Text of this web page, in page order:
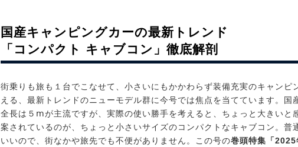
国産キャンピングカーの最新トレンド
「コンパクト キャブコン」徹底解剖
街乗りも旅も１台でこなせて、小さいにもかかわらず装備充実のキャン
える、最新トレンドのニューモデル群に今号では焦点を当てています。
全長は５ⅿが主流ですが、実際の使い勝手を考えると、ちょっと大きいと
案されているのが、ちょっと小さいサイズのコンパクトなキャブコン。
いいので、街なかや旅先でも不便がありません。この号の巻頭特集「